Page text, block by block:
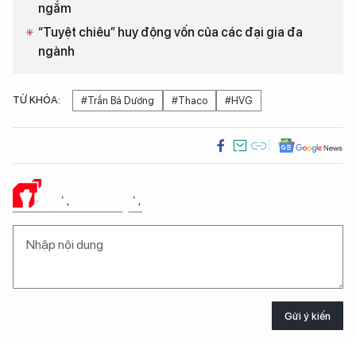
ngắm
“Tuyệt chiêu” huy động vốn của các đại gia đa
ngành
TỪ KHÓA: #Trần Bá Dương #Thaco #HVG
Ý KIẾN CỦA BẠN
Gửi ý kiến